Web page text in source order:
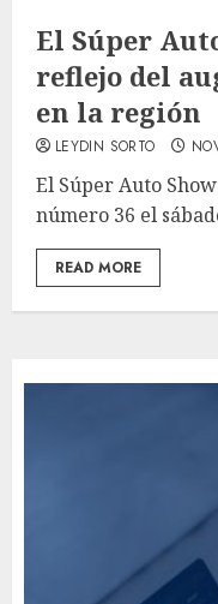
El Súper
reflejo del
en la región
LEYDIN SORTO
El Súper Auto
número 36 el
READ MORE